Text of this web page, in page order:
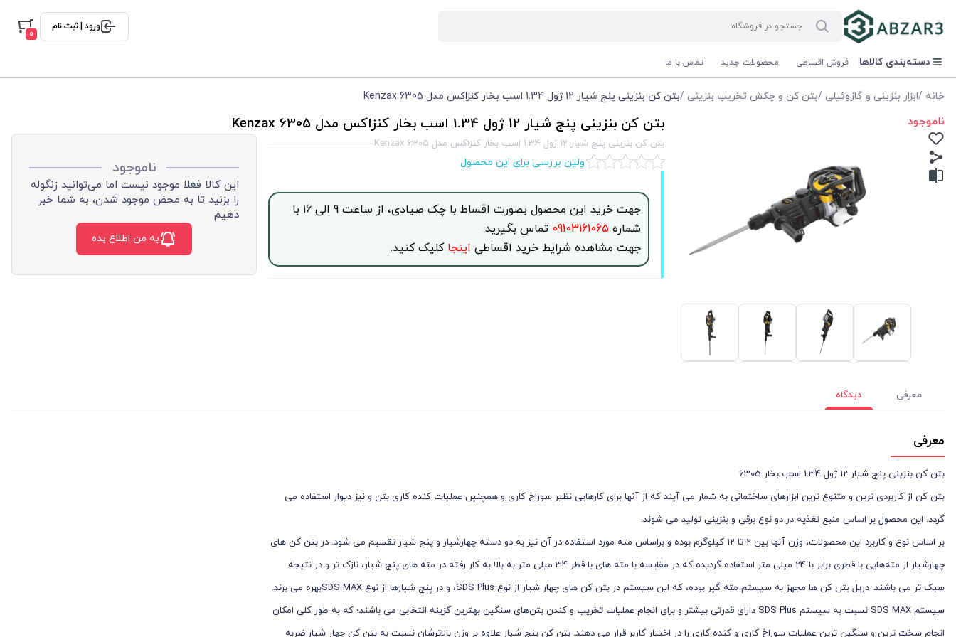
ورود | ثبت نام
0
دسته‌بندی کالاها فروش اقساطی محصولات جدید تماس با ما
خانه /ابزار بنزینی و گازوئیلی /بتن کن و چکش تخریب بنزینی /بتن کن بنزینی پنج شیار 12 ژول 1.34 اسب بخار کنزاکس مدل Kenzax 6305
ناموجود بتن کن بنزینی پنج شیار 12 ژول 1.34 اسب بخار کنزاکس مدل Kenzax 6305
بتن کن بنزینی پنج شیار 12 ژول 1.34 اسب بخار کنزاکس مدل Kenzax 6305
اولین بررسی برای این محصول
جهت خرید این محصول بصورت اقساط با چک صیادی، از ساعت 9 الی 16 با
شماره 09103161065 تماس بگیرید.
جهت مشاهده شرایط خرید اقساطی اینجاکلیک کنید.
ناموجود
این کالا فعلا موجود نیست اما می‌توانید زنگوله
را بزنید تا به محض موجود شدن، به شما خبر
دهیم
به من اطلاع بده
معرفی دیدگاه
معرفی
بتن کن بنزینی پنج شیار 12 ژول 1.34 اسب بخار 6305
بتن کن از کاربردی ترین و متنوع ترین ابزارهای ساختمانی به شمار می آیند که از آنها برای کارهایی نظیر سوراخ کاری و همچنین عملیات کنده کاری بتن و نیز دیوار استفاده می
گردد. این محصول بر اساس منبع تغذیه در دو نوع برقی و بنزینی تولید می شوند.
بر اساس نوع و کاربرد این محصولات، وزن آنها بین 2 تا 12 کیلوگرم بوده و براساس مته مورد استفاده در آن نیز به دو دسته چهارشیار و پنج شیار تقسیم می شود. در بتن کن های
چهارشیار از مته‌هایی با قطری برابر با 24 میلی متر استفاده گردیده که در مقایسه با مته های با قطر 34 میلی متر به بالا به کار رفته در مته های پنج شیار، نازک تر و در نتیجه
سبک تر می باشند. دریل بتن کن ها مجهز به سیستم مته گیر بوده، که این سیستم در بتن کن های چهار شیار از نوع SDS Plus، و در پنج شیارها از نوع SDS MAXبهره می برند.
سیستم SDS MAX نسبت به سیستم SDS Plus دارای قدرتی بیشتر و برای انجام عملیات تخریب و کندن بتن‌های سنگین بهترین گزینه انتخابی می باشند؛ که به طور کلی امکان
انجام سخت ترین و سنگین ترین عملیات سوراخ کاری و کنده کاری را در اختیار کاربر قرار می دهند. بتن کن پنج شیار علاوه بر وزن بالاترشان نسبت به بتن کن چهار شیار ضربه